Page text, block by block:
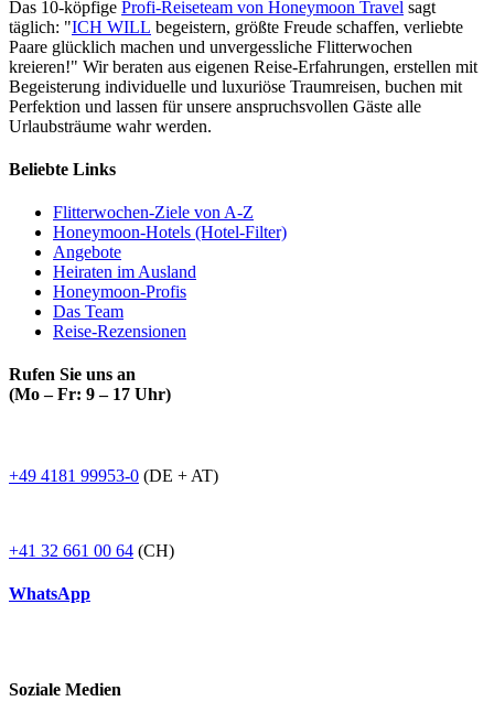
Das 10-köpfige Profi-Reiseteam von Honeymoon Travel sagt
täglich: "ICH WILL begeistern, größte Freude schaffen, verliebte
Paare glücklich machen und unvergessliche Flitterwochen
kreieren!" Wir beraten aus eigenen Reise-Erfahrungen, erstellen mit
Begeisterung individuelle und luxuriöse Traumreisen, buchen mit
Perfektion und lassen für unsere anspruchsvollen Gäste alle
Urlaubsträume wahr werden.
Beliebte Links
Flitterwochen-Ziele von A-Z
Honeymoon-Hotels (Hotel-Filter)
Angebote
Heiraten im Ausland
Honeymoon-Profis
Das Team
Reise-Rezensionen
Rufen Sie uns an
(Mo – Fr: 9 – 17 Uhr)
+49 4181 99953-0 (DE + AT)
+41 32 661 00 64 (CH)
WhatsApp
Soziale Medien